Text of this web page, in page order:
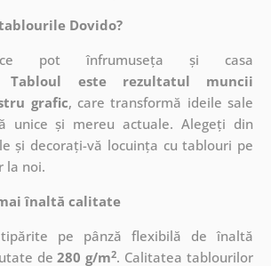
Dovido?
pot înfrumuseța și casa
Tabloul este rezultatul muncii
grafic, caretransformă ideile sale
unice și mereu actuale. Alegeți din
și decorați-vă locuința cu tablouri pe
la noi.
înaltă calitate
pe pânză flexibilă de înaltă
de280 g/m2. Calitatea tablourilor